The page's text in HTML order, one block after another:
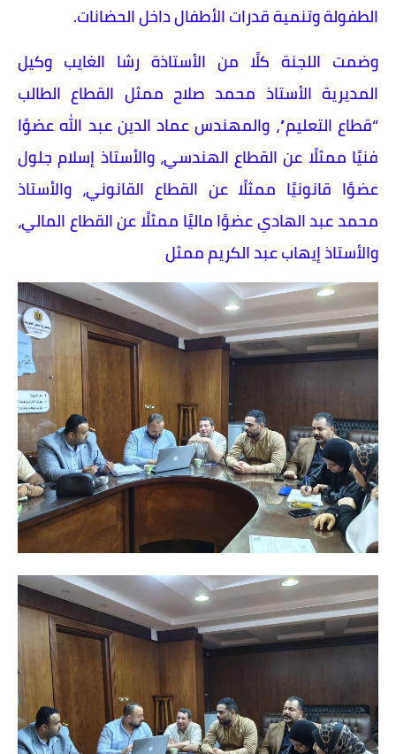
الطفولة وتنمية قدرات الأطفال داخل الحضانات.
وضمت اللجنة كلًا من الأستاذة رشا الغايب وكيل
المديرية الأستاذ محمد صلاح ممثل القطاع الطالب
“قطاع التعليم”، والمهندس عماد الدين عبد الله عضوًا
فنيًا ممثلًا عن القطاع الهندسي، والأستاذ إسلام جلول
عضوًا قانونيًا ممثلًا عن القطاع القانوني، والأستاذ
محمد عبد الهادي عضوًا ماليًا ممثلًا عن القطاع المالي،
والأستاذ إيهاب عبد الكريم ممثل